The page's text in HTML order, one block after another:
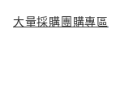
大量採購團購專區